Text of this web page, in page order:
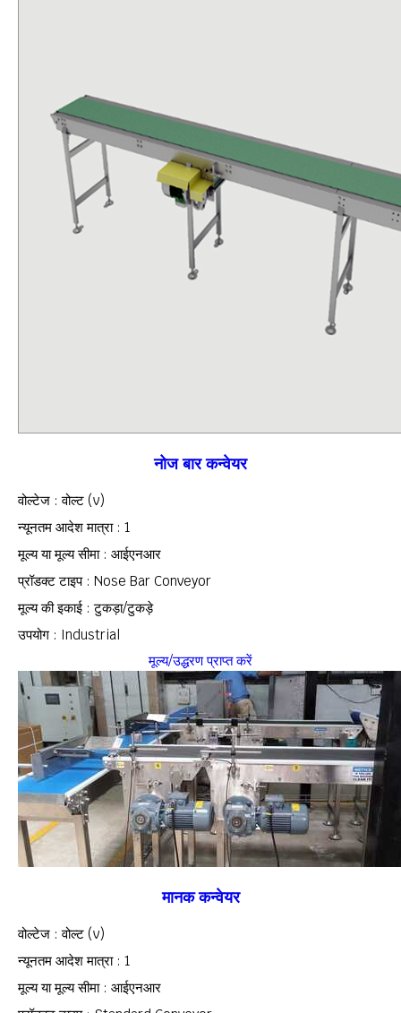
नोज बार कन्वेयर
वोल्टेज : वोल्ट (v)
न्यूनतम आदेश मात्रा : 1
मूल्य या मूल्य सीमा : आईएनआर
प्रॉडक्ट टाइप : Nose Bar Conveyor
मूल्य की इकाई : टुकड़ा/टुकड़े
उपयोग : Industrial
मूल्य/उद्धरण प्राप्त करें
मानक कन्वेयर
वोल्टेज : वोल्ट (v)
न्यूनतम आदेश मात्रा : 1
मूल्य या मूल्य सीमा : आईएनआर